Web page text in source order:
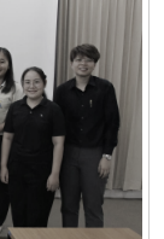
for
viewed
University
Industry,
programs
นถึงความมุ่งมั่น
บันนอกจากนี้
อาวุโส ได้ให้
งใจในการ
พัฒนาองค์กรให้
รย์ ดร.กาญจนา
มเกษตร เป็นผู้
าจารย์และ